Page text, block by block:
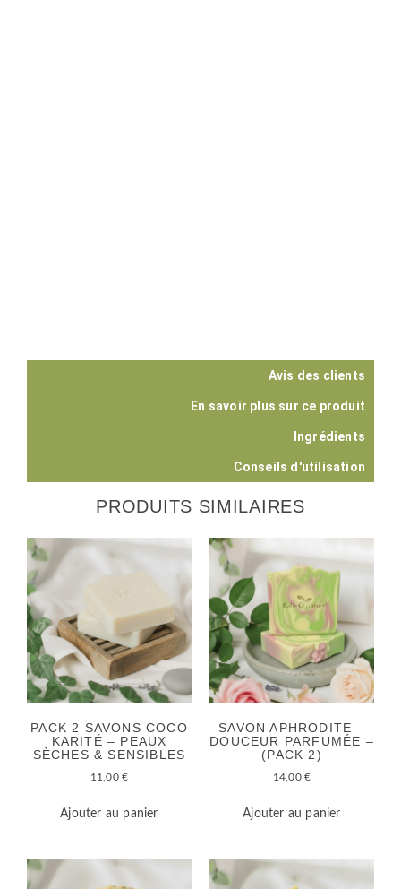
Avis des clients
En savoir plus sur ce produit
Ingrédients
Conseils d'utilisation
PRODUITS SIMILAIRES
PACK 2 SAVONS COCO
KARITÉ – PEAUX
SÈCHES & SENSIBLES
11,00 €
Ajouter au panier
SAVON APHRODITE –
DOUCEUR PARFUMÉE –
(PACK 2)
14,00 €
Ajouter au panier